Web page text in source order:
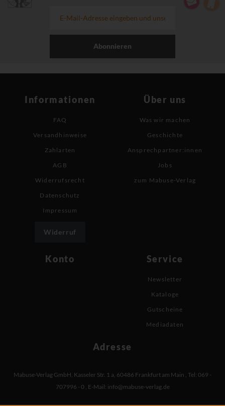
Abonnieren
Informationen
FAQ
Versandhinweise
Zahlarten
AGB
Widerrufsrecht
Datenschutz
Impressum
Widerruf
Über uns
Was wir machen
Geschichte
Ansprechpartner:innen
Jobs
zum Mabuse-Verlag
Konto Service
Newsletter
Kataloge
Gutscheine
Mediadaten
Adresse
Mabuse-Verlag GmbH, Kasseler Str. 1 a, 60486 Frankfurt am Main , Tel: 069 -
707996 - 0 , E-Mail: info@mabuse-verlag.de